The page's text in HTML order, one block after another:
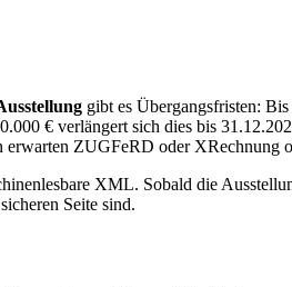
gibt es Übergangsfristen:
€ verlängert sich dies bis
ZUGFeRD oder XRechnung
XML. Sobald die
Seite sind.